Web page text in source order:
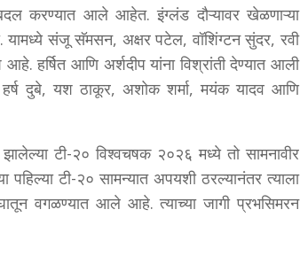
करण्यात आले आहेत. इंग्लंड दौऱ्यावर खेळणाऱ्या
यामध्ये संजू सॅमसन, अक्षर पटेल, वॉशिंग्टन सुंदर, रवी
आहे. हर्षित आणि अर्शदीप यांना विश्रांती देण्यात आली
दुबे, यश ठाकूर, अशोक शर्मा, मयंक यादव आणि
टी-२० विश्वचषक २०२६ मध्ये तो सामनावीर
पहिल्या टी-२० सामन्यात अपयशी ठरल्यानंतर त्याला
वगळण्यात आले आहे. त्याच्या जागी प्रभसिमरन